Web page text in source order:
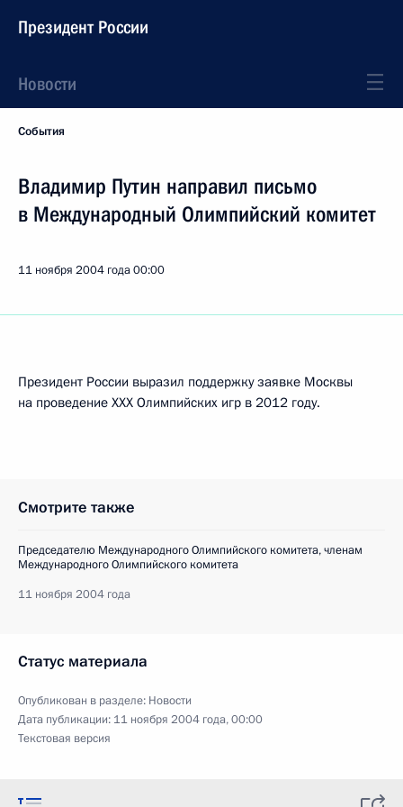
Президент России
Новости
События
Владимир Путин направил письмо
в Международный Олимпийский комитет
11 ноября 2004 года00:00
Президент России выразил поддержку заявке Москвы
на проведение ХХХ Олимпийских игр в 2012 году.
Смотрите также
Председателю Международного Олимпийского комитета, членам
Международного Олимпийского комитета
11 ноября 2004 года
Статус материала
Опубликован в разделе: Новости
Дата публикации: 11 ноября 2004 года, 00:00
Текстовая версия